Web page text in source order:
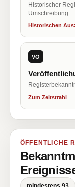
Historischer
Umschreibung.
Historischen
VÖ
Zum Zeitstrahl
ÖFFENTLICHE